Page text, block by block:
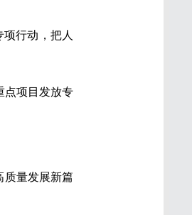
行动，把人
点项目发放专
质量发展新篇